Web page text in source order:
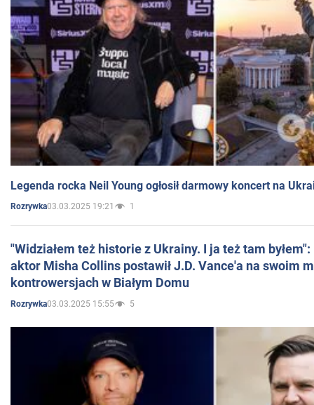
Legenda rocka Neil Young ogłosił darmowy koncert na
Rozrywka03.03.2025 19:21 1
"Widziałem też historie z Ukrainy. I ja też tam
aktor Misha Collins postawił J.D. Vance'a na swoim
kontrowersjach w Białym Domu
Rozrywka03.03.2025 15:55 5